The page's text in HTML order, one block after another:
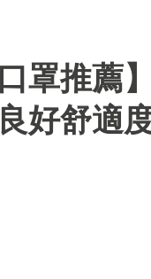
口罩推薦
好舒適